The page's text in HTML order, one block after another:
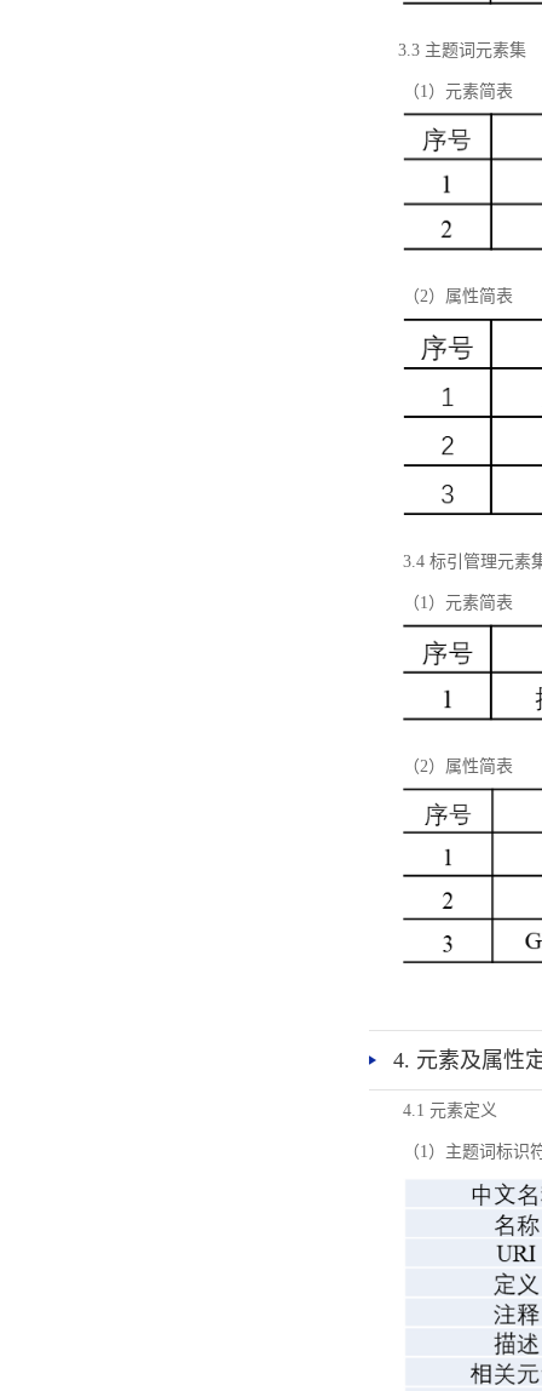
3.3 主题词元素集
（1）元素简表
（2）属性简表
3.4 标引管理元素
（1）元素简表
（2）属性简表
4. 元素及属性
4.1 元素定义
（1）主题词标识